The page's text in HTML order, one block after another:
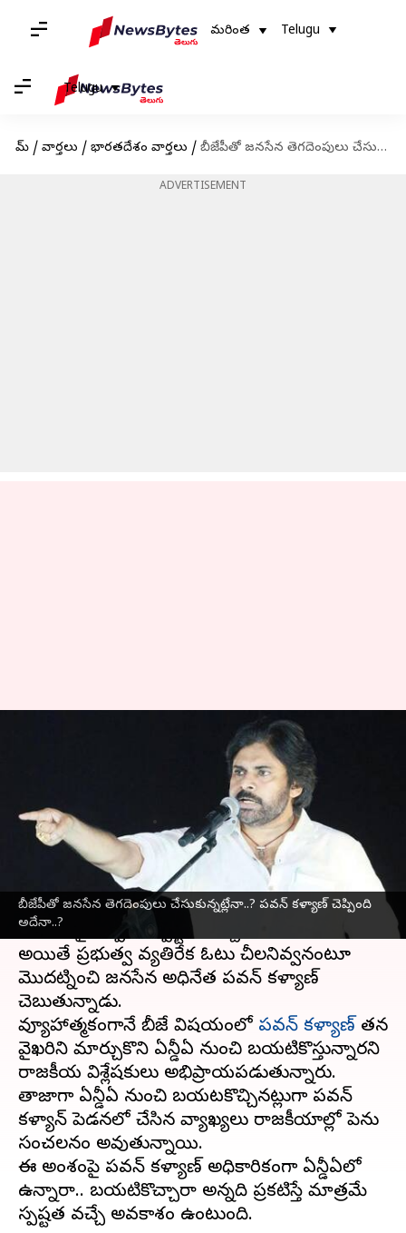
మరింత Telugu
Telugu
హోమ్ / వార్తలు / భారతదేశం వార్తలు / బీజేపీతో జనసేన తెగదెంపులు చేసుకున్నట్లేనా..? పవన్ కళ్యాణ్ చెప్పింది అదేనా..?
ADVERTISEMENT
బీజేపీతో జనసేన తెగదెంపులు చేసుకున్నట్లేనా..? పవన్ కళ్యాణ్ చెప్పింది
అదేనా..?
బీజేపీతో జనసేన తెగదెంపులు
చేసుకున్నట్లేనా..? పవన్ కళ్యాణ్
వ్రాసిన వారు Jayachandra Akuri Oct 05, 2023 02:59 pm
ఈ వార్తాకథనం ఏంటి
ఏపీలో రానున్న ఎన్నికల్లో తెలుగుదేశం-జనసేన
కూటమిపై ఇప్పటికే స్పష్టత వచ్చేసింది.
అయితే ప్రభుత్వ వ్యతిరేక ఓటు చీలనివ్వనంటూ
మొదట్నించి జనసేన అధినేత పవన్ కళ్యాణ్
చెబుతున్నాడు.
వ్యూహాత్మకంగానే బీజేపీ విషయంలో పవన్ కళ్యాణ్ తన
వైఖరిని మార్చుకొని ఏన్డీఏ నుంచి బయటికొస్తున్నారని
రాజకీయ విశ్లేషకులు అభిప్రాయపడుతున్నారు.
తాజాగా ఏన్డీఏ నుంచి బయటకొచ్చినట్లుగా పవన్
కళ్యాన్ పెడనలో చేసిన వ్యాఖ్యలు రాజకీయాల్లో పెను
సంచలనం అవుతున్నాయి.
ఈ అంశంపై పవన్ కళ్యాణ్ అధికారికంగా ఏన్డీఏలో
ఉన్నారా.. బయటికొచ్చారా అన్నది ప్రకటిస్తే మాత్రమే